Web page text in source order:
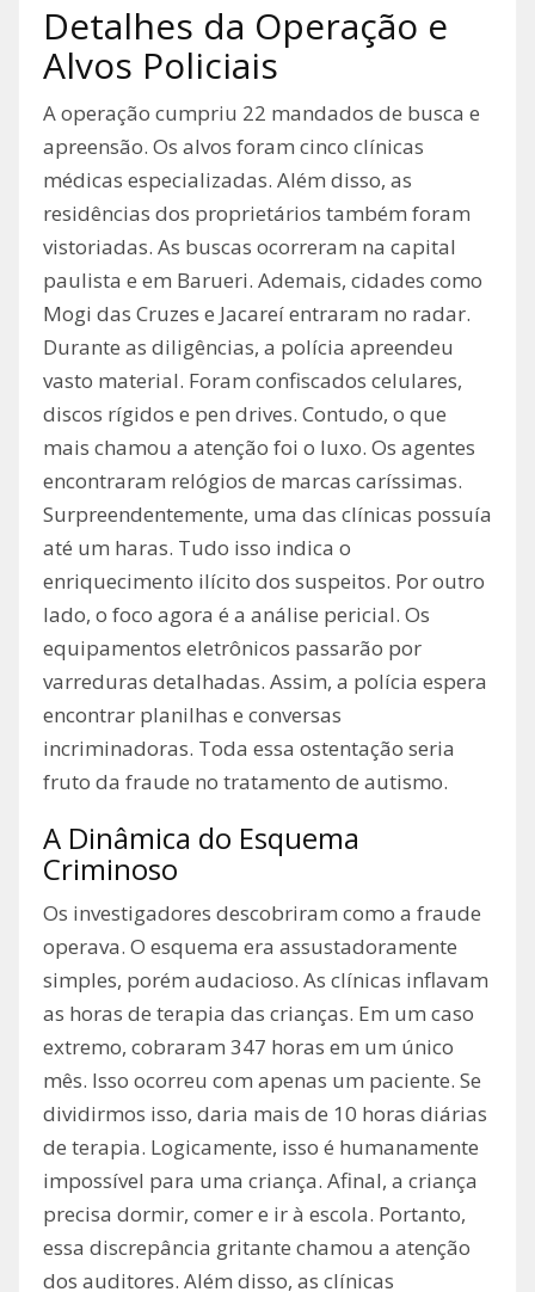
Detalhes da Operação e
Alvos Policiais
A operação cumpriu 22 mandados de busca e
apreensão. Os alvos foram cinco clínicas
médicas especializadas. Além disso, as
residências dos proprietários também foram
vistoriadas. As buscas ocorreram na capital
paulista e em Barueri. Ademais, cidades como
Mogi das Cruzes e Jacareí entraram no radar.
Durante as diligências, a polícia apreendeu
vasto material. Foram confiscados celulares,
discos rígidos e pen drives. Contudo, o que
mais chamou a atenção foi o luxo. Os agentes
encontraram relógios de marcas caríssimas.
Surpreendentemente, uma das clínicas possuía
até um haras. Tudo isso indica o
enriquecimento ilícito dos suspeitos. Por outro
lado, o foco agora é a análise pericial. Os
equipamentos eletrônicos passarão por
varreduras detalhadas. Assim, a polícia espera
encontrar planilhas e conversas
incriminadoras. Toda essa ostentação seria
fruto da fraude no tratamento de autismo.
A Dinâmica do Esquema
Criminoso
Os investigadores descobriram como a fraude
operava. O esquema era assustadoramente
simples, porém audacioso. As clínicas inflavam
as horas de terapia das crianças. Em um caso
extremo, cobraram 347 horas em um único
mês. Isso ocorreu com apenas um paciente. Se
dividirmos isso, daria mais de 10 horas diárias
de terapia. Logicamente, isso é humanamente
impossível para uma criança. Afinal, a criança
precisa dormir, comer e ir à escola. Portanto,
essa discrepância gritante chamou a atenção
dos auditores. Além disso, as clínicas